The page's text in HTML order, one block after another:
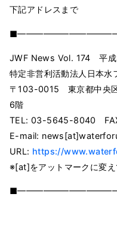
下記アドレスまで
JWF News Vol. 174 平成
特定非営利活動法人日本水
〒103-0015 東京都中央
6階
TEL: 03-5645-8040
E-mail:
URL: https://
※[at]をアットマークに変え